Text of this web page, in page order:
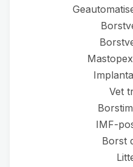
Vet
IMF-
Borst